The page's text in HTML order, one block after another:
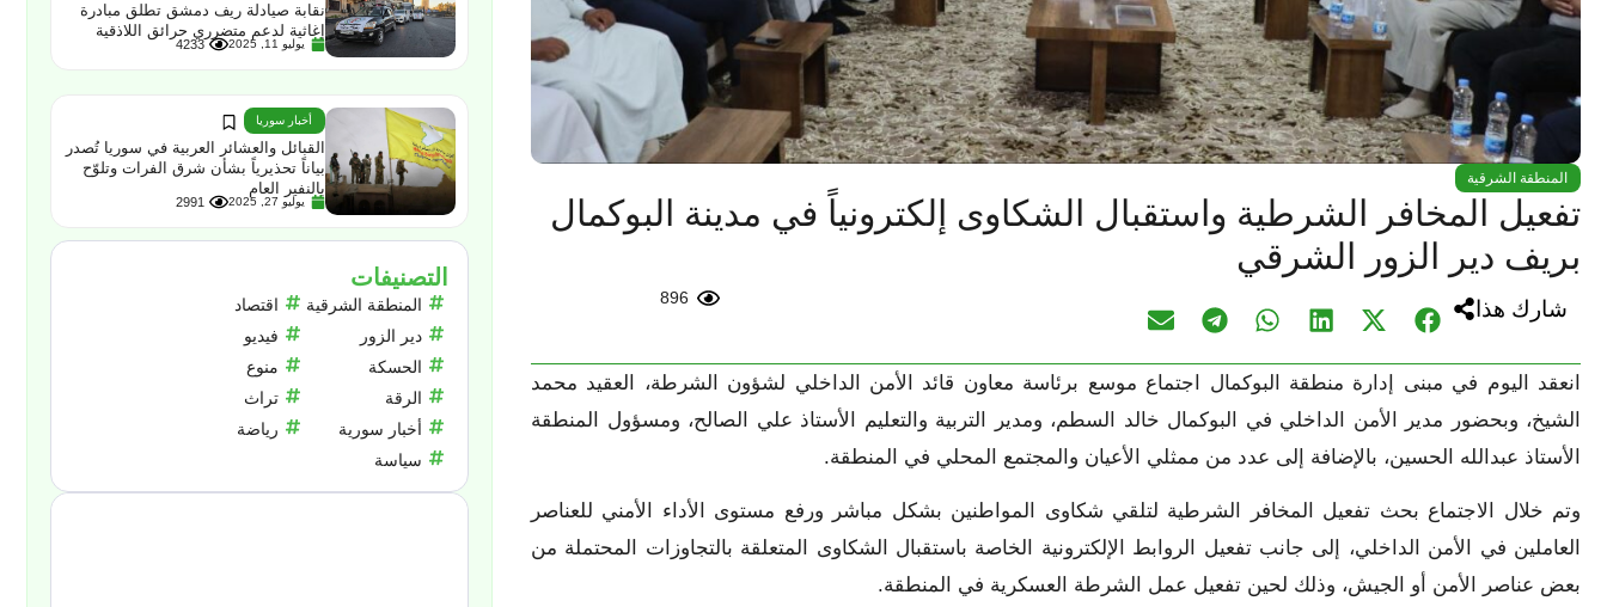
المنطقة الشرقية
تفعيل المخافر الشرطية واستقبال الشكاوى إلكترونياً في مدينة البوكمال
بريف دير الزور الشرقي
شارك هذا 896
انعقد اليوم في مبنى إدارة منطقة البوكمال اجتماع موسع برئاسة معاون قائد الأمن الداخلي لشؤون الشرطة، العقيد محمد
الشيخ، وبحضور مدير الأمن الداخلي في البوكمال خالد السطم، ومدير التربية والتعليم الأستاذ علي الصالح، ومسؤول المنطقة
الأستاذ عبدالله الحسين، بالإضافة إلى عدد من ممثلي الأعيان والمجتمع المحلي في المنطقة.
وتم خلال الاجتماع بحث تفعيل المخافر الشرطية لتلقي شكاوى المواطنين بشكل مباشر ورفع مستوى الأداء الأمني للعناصر
العاملين في الأمن الداخلي، إلى جانب تفعيل الروابط الإلكترونية الخاصة باستقبال الشكاوى المتعلقة بالتجاوزات المحتملة من
بعض عناصر الأمن أو الجيش، وذلك لحين تفعيل عمل الشرطة العسكرية في المنطقة.
نقابة صيادلة ريف دمشق تطلق مبادرة
إغاثية لدعم متضرري حرائق اللاذقية
يوليو 11, 2025 4233
أخبار سوريا
القبائل والعشائر العربية في سوريا تُصدر
بياناً تحذيرياً بشأن شرق الفرات وتلوّح
بالنفير العام
يوليو 27, 2025 2991
التصنيفات
المنطقة الشرقية
دير الزور
الحسكة
الرقة
أخبار سورية
سياسة
اقتصاد
فيديو
منوع
تراث
رياضة